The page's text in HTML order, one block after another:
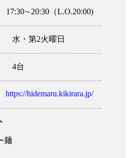
17:30∼20:30（L.O.20:00)
水・第2火曜日
4台
https://hidemaru.kikirara.jp/
麺